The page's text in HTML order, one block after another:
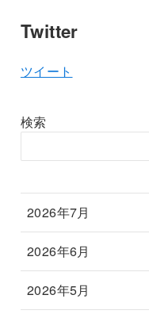
Twitter
ツイート
検索
2026年7月
2026年6月
2026年5月